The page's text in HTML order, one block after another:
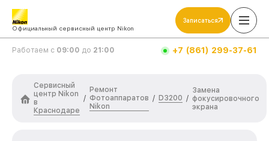
Официальный сервисный центр Nikon
Записаться
Работаем с 09:00 до 21:00 +7 (861) 299-37-61
Сервисный
центр Nikon
в
Краснодаре
/
Ремонт
Фотоаппаратов
Nikon
/ D3200 /
Замена
фокусировочного
экрана